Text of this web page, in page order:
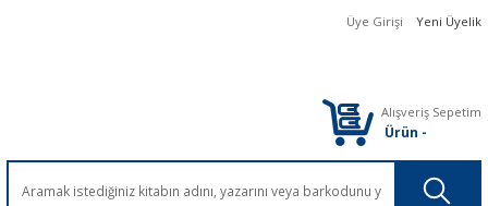
Üye Girişi Yeni Üyelik
Alışveriş Sepetim
Ürün -